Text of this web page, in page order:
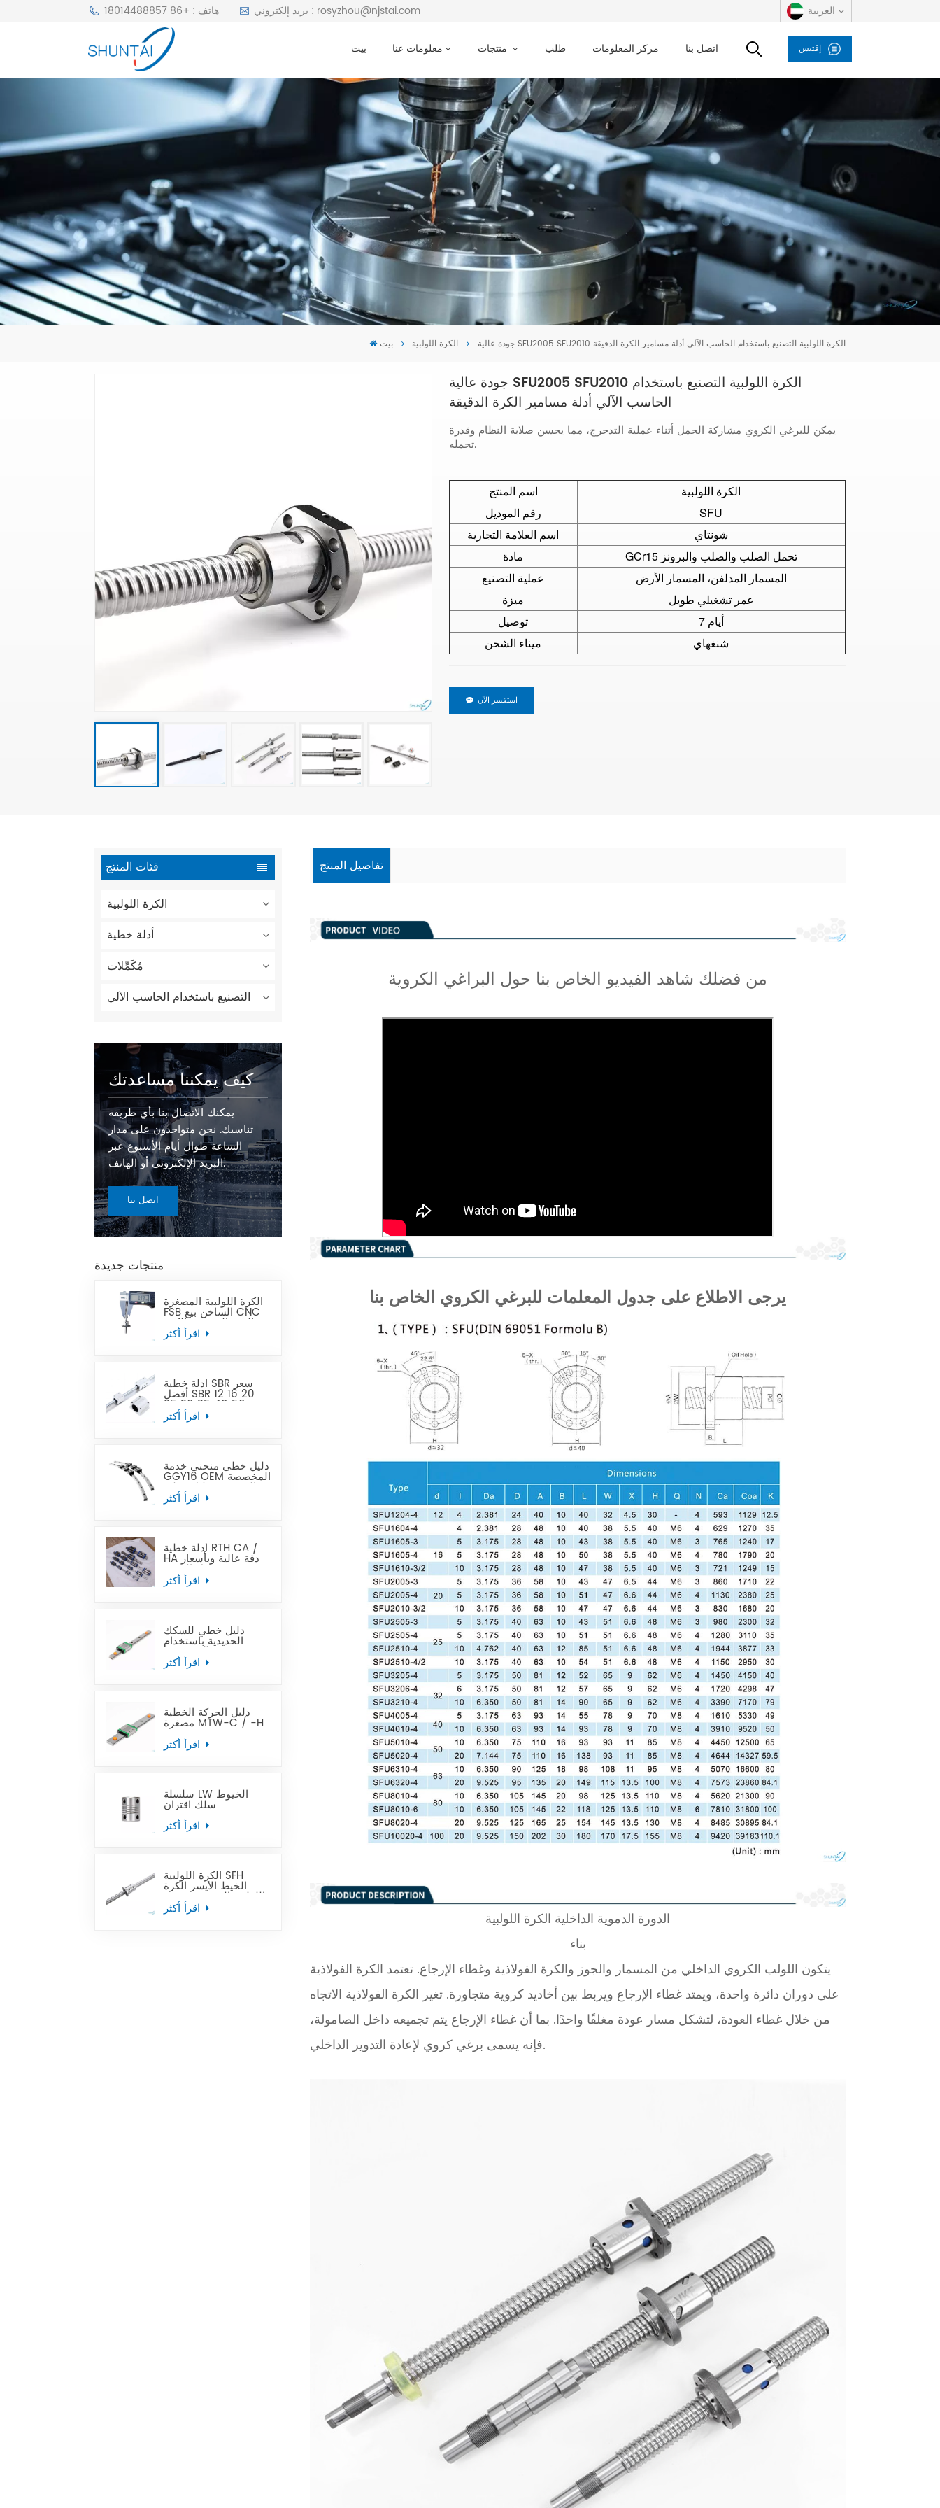
هاتف : +86 18014488857 بريد إلكتروني : rosyzhou@njstai.com العربية
español
العربية
Deutsch
italiano
français
Indonesia
بيت معلومات عنا طلب مركز المعلومات اتصل بنا إقتبس
بيت الكرة اللولبية جودة عالية SFU2005 SFU2010 الكرة اللولبية التصنيع باستخدام الحاسب الآلي أدلة مسامير الكرة الدقيقة
جودة عالية SFU2005 SFU2010 الكرة اللولبية التصنيع باستخدام
الحاسب الآلي أدلة مسامير الكرة الدقيقة
يمكن للبرغي الكروي مشاركة الحمل أثناء عملية التدحرج، مما يحسن صلابة النظام وقدرة
تحمله.
اسم المنتج
الكرة اللولبية
رقم الموديل
SFU
اسم العلامة التجارية
شونتاي
مادة
GCr15 تحمل الصلب والصلب والبرونز
عملية التصنيع
المسمار المدلفن، المسمار الأرض
ميزة
عمر تشغيلي طويل
توصيل
7 أيام
ميناء الشحن
شنغهاي
استفسر الآن
فئات المنتج
الكرة اللولبية
أدلة خطية
مُكَمِّلات
التصنيع باستخدام الحاسب الآلي
كيف يمكننا مساعدتك
يمكنك الاتصال بنا بأي طريقة
تناسبك. نحن متواجدون على مدار
الساعة طوال أيام الأسبوع عبر
البريد الإلكتروني أو الهاتف.
اتصل بنا
منتجات جديدة
الكرة اللولبية المصغرة
FSB الساخن بيع CNC
الدقة المصغرة الكرة
الرصاص المسمار يمكن
أدلة خطية SBR سعر
أفضل SBR 12 16 20
25 30 35 40 50
قضيب توجيه خطي
دليل خطي منحني خدمة
GGY16 OEM المخصصة
المقدمة ، دليل خطي
منحني CNC أدلة خطية
منحنية
أدلة خطية RTH CA /
HA دقة عالية وبأسعار
في متناول الجميع
دليل خطي للسكك
الحديدية باستخدام
الحاسب الآلي مصغر
MTN-C / -H OEM
ODM
دليل الحركة الخطية
مصغرة MTW-C / -H
OEM ODM
سلسلة LW الخيوط
سلك اقتران
الكرة اللولبية SFH
الخيط الأيسر الكرة
اللولبية المستخدمة في
أدوات آلة التصنيع
باستخدام الحاسب الآلي
تفاصيل المنتج
من فضلك شاهد الفيديو الخاص بنا حول البراغي الكروية
يرجى الاطلاع على جدول المعلمات للبرغي الكروي الخاص بنا
الدورة الدموية الداخلية الكرة اللولبية
بناء
يتكون اللولب الكروي الداخلي من المسمار والجوز والكرة الفولاذية وغطاء الإرجاع. تعتمد الكرة الفولاذية
على دوران دائرة واحدة، ويمتد غطاء الإرجاع ويربط بين أخاديد كروية متجاورة. تغير الكرة الفولاذية الاتجاه
من خلال غطاء العودة، لتشكل مسار عودة مغلقًا واحدًا. بما أن غطاء الإرجاع يتم تجميعه داخل الصامولة،
فإنه يسمى برغي كروي لإعادة التدوير الداخلي.